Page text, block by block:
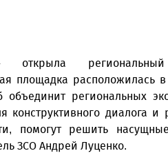
открыла
площадка расположилась
объединит региональных
конструктивного диалога и
помогут решить
ЗСО Андрей Луценко.